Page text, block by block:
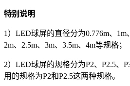
特别说明
1）LED球屏的直径分为0.776m、1m
2m、2.5m、3m、3.5m、4m等规格；
2）LED球屏的规格分为P2、P2.5、
用的规格为P2和P2.5这两种规格。